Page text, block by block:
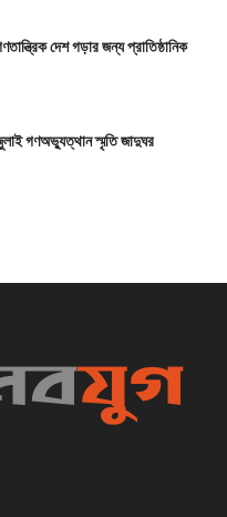
দেশ গড়ার জন্য প্রাতিষ্ঠানিক
গণঅভ্যুত্থান স্মৃতি জাদুঘর